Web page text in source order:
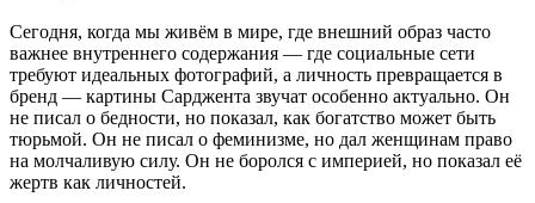
Сегодня, когда мы живём в мире, где внешний образ часто
важнее внутреннего содержания — где социальные сети
требуют идеальных фотографий, а личность превращается в
бренд — картины Сарджента звучат особенно актуально. Он
не писал о бедности, но показал, как богатство может быть
тюрьмой. Он не писал о феминизме, но дал женщинам право
на молчаливую силу. Он не боролся с империей, но показал её
жертв как личностей.